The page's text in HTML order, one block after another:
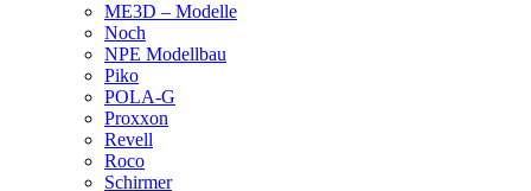
ME3D – Modelle
Noch
NPE Modellbau
Piko
POLA-G
Proxxon
Revell
Roco
Schirmer